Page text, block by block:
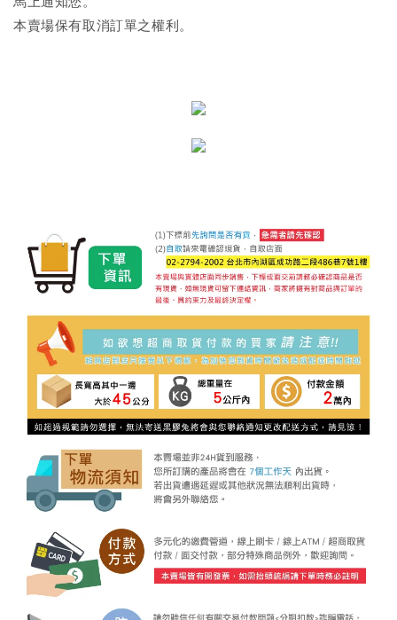
本賣場保有取消訂單之權利。